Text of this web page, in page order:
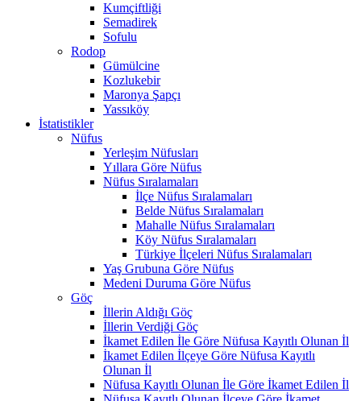
Kumçiftliği
Semadirek
Sofulu
Rodop
Gümülcine
Kozlukebir
Maronya Şapçı
Yassıköy
İstatistikler
Nüfus
Yerleşim Nüfusları
Yıllara Göre Nüfus
Nüfus Sıralamaları
İlçe Nüfus Sıralamaları
Belde Nüfus Sıralamaları
Mahalle Nüfus Sıralamaları
Köy Nüfus Sıralamaları
Türkiye İlçeleri Nüfus Sıralamaları
Yaş Grubuna Göre Nüfus
Medeni Duruma Göre Nüfus
Göç
İllerin Aldığı Göç
İllerin Verdiği Göç
İkamet Edilen İle Göre Nüfusa Kayıtlı Olunan İl
İkamet Edilen İlçeye Göre Nüfusa Kayıtlı
Olunan İl
Nüfusa Kayıtlı Olunan İle Göre İkamet Edilen İl